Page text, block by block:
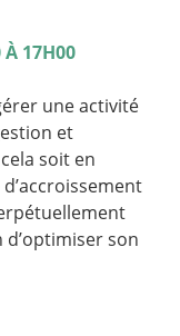
À 17H00
une activité
et
soit en
son